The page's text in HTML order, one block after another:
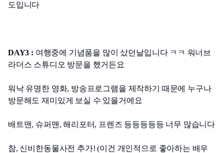
도입니다
DAY3 : 여행중에 기념품을 많이 샀던날입니다 ㅋㅋ 워너브
라더스 스튜디오 방문을 했거든요
워낙 유명한 영화, 방송프로그램을 제작하기 때문에 누구나
방문해도 재미있게 보실 수 있을거에요
배트맨, 슈퍼맨, 해리포터, 프렌즈 등등등등등 너무 많습니다
참, 신비한동물사전 추가! (이건 개인적으로 좋아하는 배우